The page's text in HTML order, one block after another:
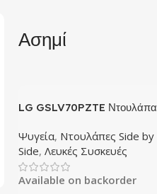
Ασημί
LG GSLV70PZTE Ντουλάπα
Ψυγεία, Ντουλάπες Side by
Side, Λευκές Συσκευές
Available on backorder